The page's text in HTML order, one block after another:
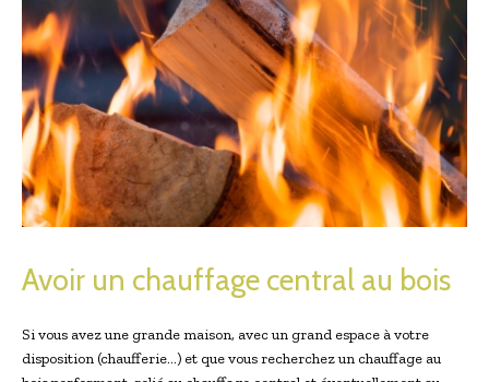
Avoir un chauffage central au bois
Si vous avez une grande maison, avec un grand espace à votre
disposition (chaufferie…) et que vous recherchez un chauffage au